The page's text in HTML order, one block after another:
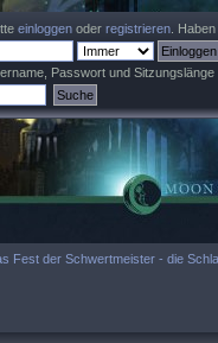
einloggen oder registrieren .
Passwort und Sitzungslänge
Fest der Schwertmeister - die